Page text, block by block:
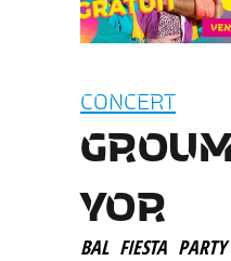
CONCERT
YOR
BAL FIESTA PARTY